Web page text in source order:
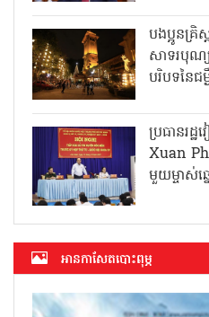
បងប្អូនគ្
សាទរបុណ្
បរិបទនៃជ
ប្រធានរ
Xuan
មួយម្ចាស់
អាន​កាសែត​បោះពុម្ភ